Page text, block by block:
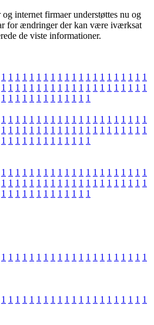
internet firmaer understøttes nu og
for ændringer der kan være iværksat
de viste informationer.
1 1 1 1 1 1 1 1 1 1 1 1 1 1 1 1 1 1 1 1 1
1 1 1 1 1 1 1 1 1 1 1 1 1 1 1 1 1 1 1 1 1
1 1 1 1 1 1 1 1 1 1 1 1 1
1 1 1 1 1 1 1 1 1 1 1 1 1 1 1 1 1 1 1 1 1
1 1 1 1 1 1 1 1 1 1 1 1 1 1 1 1 1 1 1 1 1
1 1 1 1 1 1 1 1 1 1 1 1 1
1 1 1 1 1 1 1 1 1 1 1 1 1 1 1 1 1 1 1 1 1
1 1 1 1 1 1 1 1 1 1 1 1 1 1 1 1 1 1 1 1 1
1 1 1 1 1 1 1 1 1 1 1 1 1
1 1 1 1 1 1 1 1 1 1 1 1 1 1 1 1 1 1 1 1 1
1 1 1 1 1 1 1 1 1 1 1 1 1 1 1 1 1 1 1 1 1